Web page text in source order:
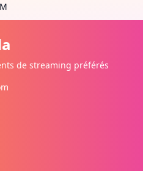
de streaming préférés